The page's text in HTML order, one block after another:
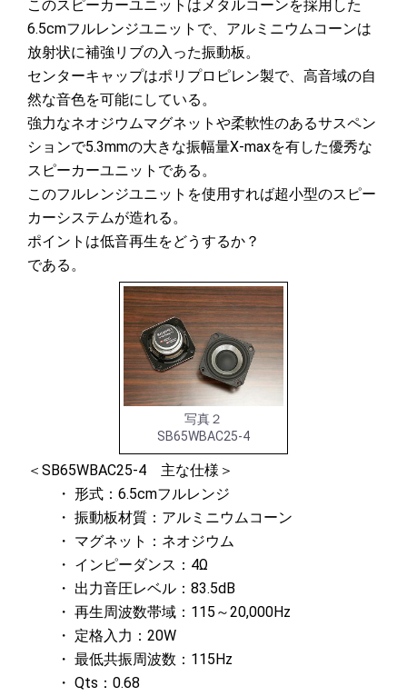
このスピーカーユニットはメタルコーンを採用した
6.5cmフルレンジユニットで、アルミニウムコーンは
放射状に補強リブの入った振動板。
センターキャップはポリプロピレン製で、高音域の自
然な音色を可能にしている。
強力なネオジウムマグネットや柔軟性のあるサスペン
ションで5.3mmの大きな振幅量X-maxを有した優秀な
スピーカーユニットである。
このフルレンジユニットを使用すれば超小型のスピー
カーシステムが造れる。
ポイントは低音再生をどうするか？
である。
写真２
SB65WBAC25-4
＜SB65WBAC25-4 主な仕様＞
・ 形式：6.5cmフルレンジ
・ 振動板材質：アルミニウムコーン
・ マグネット：ネオジウム
・ インピーダンス：4Ω
・ 出力音圧レベル：83.5dB
・ 再生周波数帯域：115～20,000Hz
・ 定格入力：20W
・ 最低共振周波数：115Hz
・ Qts：0.68